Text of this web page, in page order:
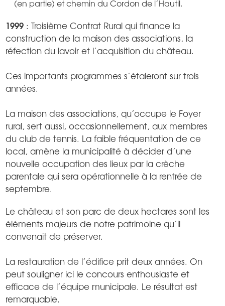
(en partie) et chemin du Cordon de l’Hautil.
1999 : Troisième Contrat Rural qui finance la
construction de la maison des associations, la
réfection du lavoir et l’acquisition du château.
Ces importants programmes s’étaleront sur trois
années.
La maison des associations, qu’occupe le Foyer
rural, sert aussi, occasionnellement, aux membres
du club de tennis. La faible fréquentation de ce
local, amène la municipalité à décider d’une
nouvelle occupation des lieux par la crèche
parentale qui sera opérationnelle à la rentrée de
septembre.
Le château et son parc de deux hectares sont les
éléments majeurs de notre patrimoine qu’il
convenait de préserver.
La restauration de l’édifice prit deux années. On
peut souligner ici le concours enthousiaste et
efficace de l’équipe municipale. Le résultat est
remarquable.